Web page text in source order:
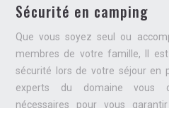
Sécurité en camping
Que vous soyez seul ou
membres de votre famille, Il
sécurité lors de votre séjour en
experts du domaine vous
nécessaires pour vous